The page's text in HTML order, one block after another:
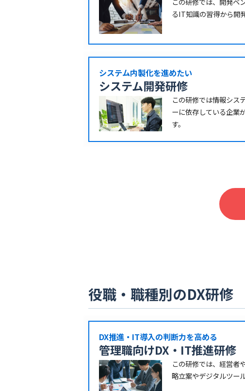
るIT知識の習得から開
システム内製化を進めたい
システム開発研修
この研修では情報シス
ーに依存している企業
す。
役職・職種別のDX研修
DX推進・IT導入の判断力を高める
管理職向けDX・IT推進研修
この研修では、経営者
略立案やデジタルツー